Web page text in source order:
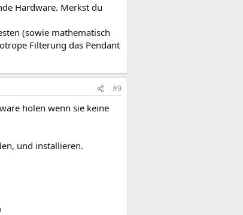
Hardware. Merkst du
(sowie mathematisch
Filterung das Pendant
#9
holen wenn sie keine
und installieren.